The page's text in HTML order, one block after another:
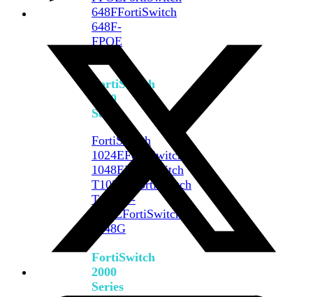
648FFortiSwitch
648F-
FPOE
FortiSwitch
1000
Series
FortiSwitch
1024EFortiSwitch
1048EFortiSwitch
T1024E
FortiSwitch
T1024F-
FPOEFortiSwitch
1048G
FortiSwitch
2000
Series